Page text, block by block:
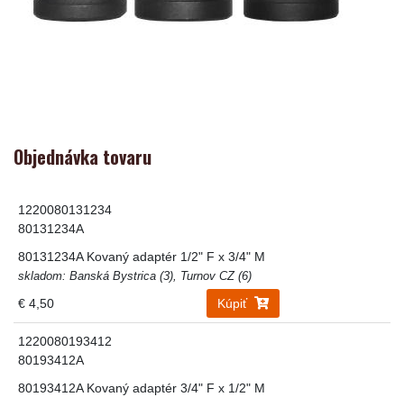
Objednávka tovaru
1220080131234
80131234A
80131234A Kovaný adaptér 1/2" F x 3/4" M
skladom: Banská Bystrica (3), Turnov CZ (6)
€ 4,50 Kúpiť
1220080193412
80193412A
80193412A Kovaný adaptér 3/4" F x 1/2" M